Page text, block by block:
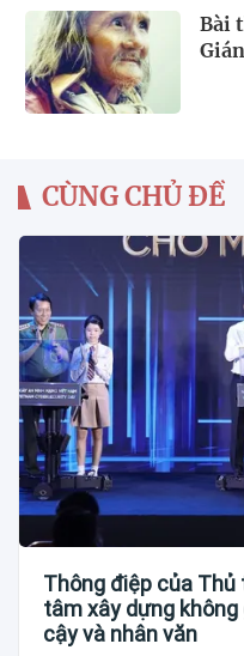
Bài
CÙNG CHỦ ĐỀ
Thông điệp của
tâm xây dựng
cậy và nhân văn